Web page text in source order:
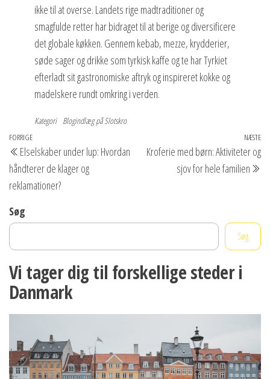
ikke til at overse. Landets rige madtraditioner og
smagfulde retter har bidraget til at berige og diversificere
det globale køkken. Gennem kebab, mezze, krydderier,
søde sager og drikke som tyrkisk kaffe og te har Tyrkiet
efterladt sit gastronomiske aftryk og inspireret kokke og
madelskere rundt omkring i verden.
Kategori Blogindlæg på Slotskro
Indlægsnavigation
Forrige
indlæg
FORRIGE
Elselskaber under lup: Hvordan
håndterer de klager og
reklamationer?
NÆSTE
Kroferie med børn: Aktiviteter og
sjov for hele familien
Søg
Søg
Vi tager dig til forskellige steder i
Danmark